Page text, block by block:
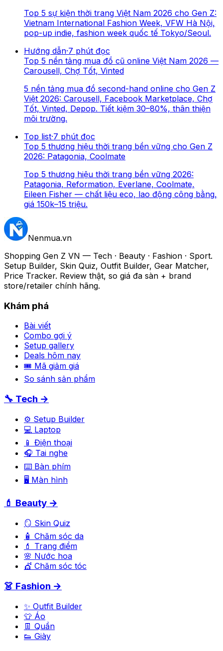
Top 5 sự kiện thời trang Việt Nam 2026 cho Gen Z:
Vietnam International Fashion Week, VFW Hà Nội,
pop-up indie, fashion week quốc tế Tokyo/Seoul.
Hướng dẫn·7 phút đọc
Top 5 nền tảng mua đồ cũ online Việt Nam 2026 —
Carousell, Chợ Tốt, Vinted
5 nền tảng mua đồ second-hand online cho Gen Z
Việt 2026: Carousell, Facebook Marketplace, Chợ
Tốt, Vinted, Depop. Tiết kiệm 30–80%, thân thiện
môi trường.
Top list·7 phút đọc
Top 5 thương hiệu thời trang bền vững cho Gen Z
2026: Patagonia, Coolmate
Top 5 thương hiệu thời trang bền vững 2026:
Patagonia, Reformation, Everlane, Coolmate,
Eileen Fisher — chất liệu eco, lao động công bằng,
giá 150k–15 triệu.
Nenmua.vn
Shopping Gen Z VN — Tech · Beauty · Fashion · Sport.
Setup Builder, Skin Quiz, Outfit Builder, Gear Matcher,
Price Tracker. Review thật, so giá đa sàn + brand
store/retailer chính hãng.
Khám phá
Bài viết
Combo gợi ý
Setup gallery
Deals hôm nay
🎟 Mã giảm giá
So sánh sản phẩm
🔧 Tech →
⚙️ Setup Builder
💻 Laptop
📱 Điện thoại
🎧 Tai nghe
⌨️ Bàn phím
🖥️ Màn hình
💄 Beauty →
🪞 Skin Quiz
🧴 Chăm sóc da
💄 Trang điểm
🌸 Nước hoa
💇 Chăm sóc tóc
👗 Fashion →
✨ Outfit Builder
👕 Áo
👖 Quần
👟 Giày